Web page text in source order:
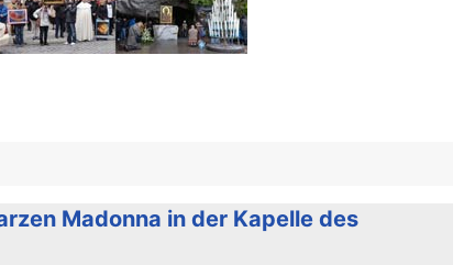
Madonna in der Kapelle des